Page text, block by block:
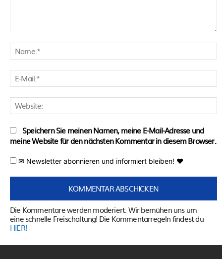
Speichern Sie meinen Namen, meine E-Mail-Adresse und
meine Website für den nächsten Kommentar in diesem Browser.
✉ Newsletter abonnieren und informiert bleiben! ♥
Die Kommentare werden moderiert. Wir bemühen uns um
eine schnelle Freischaltung! Die Kommentarregeln findest du
HIER!